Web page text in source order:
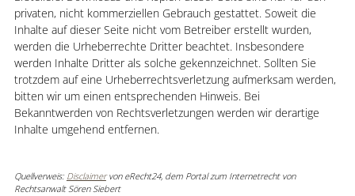
privaten, nicht kommerziellen Gebrauch gestattet. Soweit die
Inhalte auf dieser Seite nicht vom Betreiber erstellt wurden,
werden die Urheberrechte Dritter beachtet. Insbesondere
werden Inhalte Dritter als solche gekennzeichnet. Sollten Sie
trotzdem auf eine Urheberrechtsverletzung aufmerksam werden,
bitten wir um einen entsprechenden Hinweis. Bei
Bekanntwerden von Rechtsverletzungen werden wir derartige
Inhalte umgehend entfernen.
Quellverweis: Disclaimervon eRecht24, dem Portal zum Internetrecht von
Rechtsanwalt Sören Siebert